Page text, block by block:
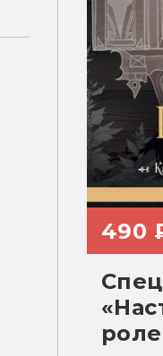
490